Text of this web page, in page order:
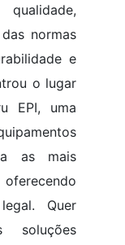
normas
e
o lugar
EPI, uma
as mais
Quer
soluções